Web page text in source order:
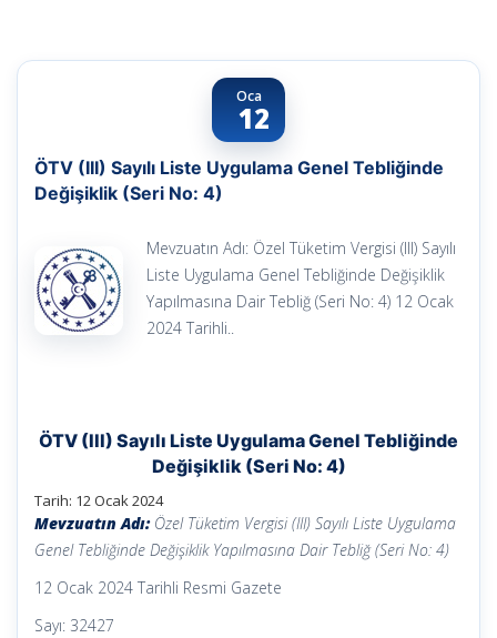
Oca
12
ÖTV (III) Sayılı Liste Uygulama Genel Tebliğinde
Değişiklik (Seri No: 4)
Mevzuatın Adı: Özel Tüketim Vergisi (III) Sayılı
Liste Uygulama Genel Tebliğinde Değişiklik
Yapılmasına Dair Tebliğ (Seri No: 4) 12 Ocak
2024 Tarihli..
ÖTV (III) Sayılı Liste Uygulama Genel Tebliğinde
Değişiklik (Seri No: 4)
Tarih: 12 Ocak 2024
Mevzuatın Adı:Özel Tüketim Vergisi (III) Sayılı Liste Uygulama
Genel Tebliğinde Değişiklik Yapılmasına Dair Tebliğ (Seri No: 4)
12 Ocak 2024 Tarihli Resmi Gazete
Sayı: 32427